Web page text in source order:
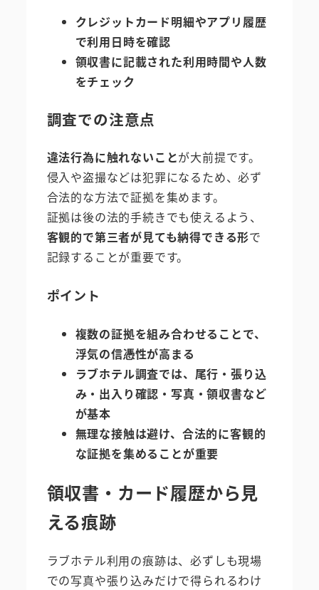
クレジットカード明細やアプリ履歴
で利用日時を確認
領収書に記載された利用時間や人数
をチェック
調査での注意点
違法行為に触れないことが大前提です。
侵入や盗撮などは犯罪になるため、必ず
合法的な方法で証拠を集めます。
証拠は後の法的手続きでも使えるよう、
客観的で第三者が見ても納得できる形で
記録することが重要です。
ポイント
複数の証拠を組み合わせることで、
浮気の信憑性が高まる
ラブホテル調査では、尾行・張り込
み・出入り確認・写真・領収書など
が基本
無理な接触は避け、合法的に客観的
な証拠を集めることが重要
領収書・カード履歴から見
える痕跡
ラブホテル利用の痕跡は、必ずしも現場
での写真や張り込みだけで得られるわけ